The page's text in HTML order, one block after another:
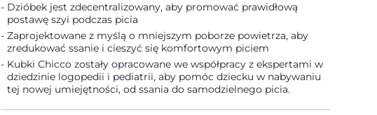
Dzióbek jest zdecentralizowany, aby promować prawidłową
postawę szyi podczas picia
Zaprojektowane z myślą o mniejszym poborze powietrza, aby
zredukować ssanie i cieszyć się komfortowym piciem
Kubki Chicco zostały opracowane we współpracy z ekspertami w
dziedzinie logopedii i pediatrii, aby pomóc dziecku w nabywaniu
tej nowej umiejętności, od ssania do samodzielnego picia.